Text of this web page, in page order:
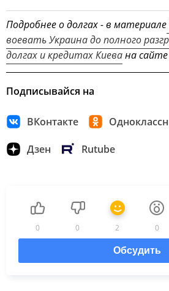
Подробнее о долгах - в материале
воевать Украина до полного
долгах и кредитах Киевана сайте
Подписывайся на
ВКонтакте
Дзен Rutube
0 0 2 0
Обсудить